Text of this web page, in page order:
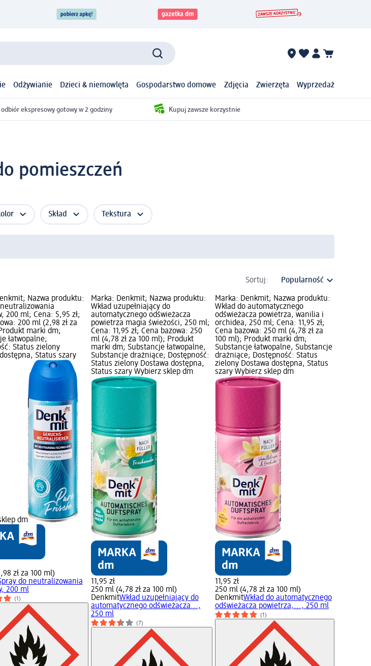
Odżywianie Dzieci & niemowlęta Gospodarstwo domowe Zdjęcia Zwierzęta Wyprzedaż
odbiór ekspresowy gotowy w 2 godziny Kupuj zawsze korzystnie
pomieszczeń
Skład Tekstura
Sortuj:
Nazwa produktu:
200 ml; Cena: 5,95 zł;
200 ml (2,98 zł za
marki dm;
łatwopalne;
Status zielony
Status szary
dm
zł za 100 ml)
do neutralizowania
200 ml
(1)
Marka: Denkmit; Nazwa produktu:
Wkład uzupełniający do
automatycznego odświeżacza
powietrza magia świeżości, 250 ml;
Cena: 11,95 zł; Cena bazowa: 250
ml (4,78 zł za 100 ml); Produkt
marki dm; Substancje łatwopalne,
Substancje drażniące; Dostępność:
Status zielony Dostawa dostępna,
Status szary Wybierz sklep dm
11,95 zł
250 ml (4,78 zł za 100 ml)
DenkmitWkład uzupełniający do
automatycznego odświeżacza...,
250 ml
(7)
Marka: Denkmit; Nazwa produktu:
Wkład do automatycznego
odświeżacza powietrza, wanilia i
orchidea, 250 ml; Cena: 11,95 zł;
Cena bazowa: 250 ml (4,78 zł za
100 ml); Produkt marki dm;
Substancje łatwopalne, Substancje
drażniące; Dostępność: Status
zielony Dostawa dostępna, Status
szary Wybierz sklep dm
11,95 zł
250 ml (4,78 zł za 100 ml)
DenkmitWkład do automatycznego
odświeżacza powietrza,..., 250 ml
(1)